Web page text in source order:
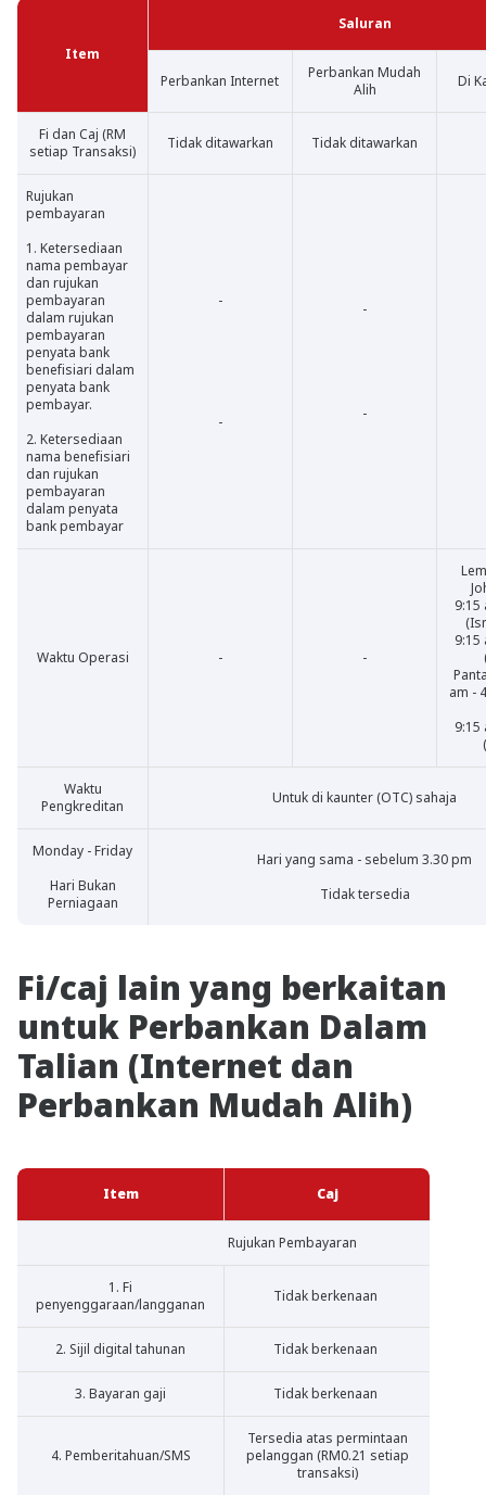
Item
Saluran
Perbankan Internet
Perbankan Mudah
Alih
Di
Fi dan Caj (RM
setiap Transaksi)
Tidak ditawarkan Tidak ditawarkan
Rujukan
pembayaran
1. Ketersediaan
nama pembayar
dan rujukan
pembayaran
dalam rujukan
pembayaran
penyata bank
benefisiari dalam
penyata bank
pembayar.
2. Ketersediaan
nama benefisiari
dan rujukan
pembayaran
dalam penyata
bank pembayar
-
-
-
-
Waktu Operasi - -
9:15
9:15
am -
9:15
Waktu
Pengkreditan
Untuk di kaunter (OTC) sahaja
Monday - Friday
Hari Bukan
Perniagaan
Hari yang sama - sebelum 3.30 pm
Tidak tersedia
Fi/caj lain yang berkaitan
untuk Perbankan Dalam
Talian (Internet dan
Perbankan Mudah Alih)
Item Caj
Rujukan Pembayaran
1. Fi
penyenggaraan/langganan
Tidak berkenaan
2. Sijil digital tahunan Tidak berkenaan
3. Bayaran gaji Tidak berkenaan
4. Pemberitahuan/SMS
Tersedia atas permintaan
pelanggan (RM0.21 setiap
transaksi)